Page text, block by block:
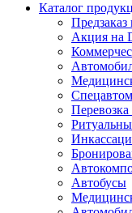
Каталог
Акция на
Автобусы